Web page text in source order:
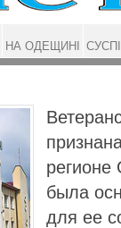
регионе
была
для ее
НА ОДЕЩИНІ